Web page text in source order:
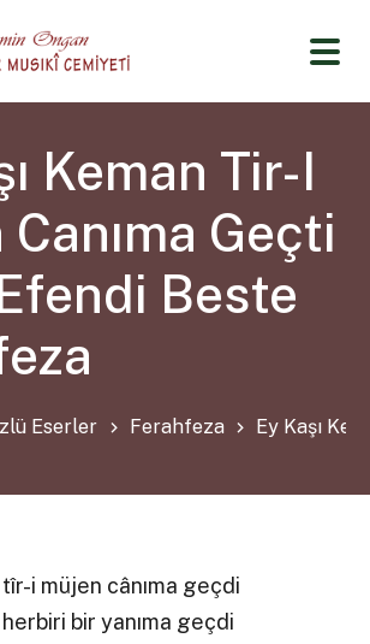
Keman Tir-I
Geçti
Beste
Eserler Ferahfeza Ey Kaşı
tîr-i müjen cânıma geçdi
herbiri bir yanıma geçdi